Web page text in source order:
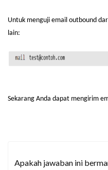
Untuk menguji email outbound
lain:
Sekarang Anda dapat mengirim
Apakah jawaban ini